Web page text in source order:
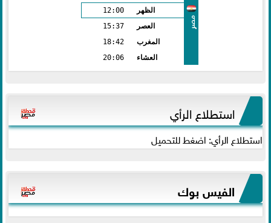
مصر
الظهر
12:00
العصر
15:37
المغرب
18:42
العشاء
20:06
استطلاع الرأي
استطلاع الرأي: اضغط للتحميل
الفيس بوك